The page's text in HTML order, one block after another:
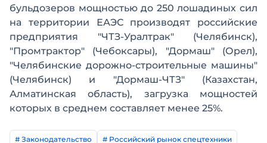
бульдозеров мощностью до 250 лошадиных сил
на территории ЕАЭС производят российские
предприятия "ЧТЗ-Уралтрак" (Челябинск),
"Промтрактор" (Чебоксары), "Дормаш" (Орел),
"Челябинские дорожно-строительные машины"
(Челябинск) и "Дормаш-ЧТЗ" (Казахстан,
Алматинская область), загрузка мощностей
которых в среднем составляет менее 25%.
# Законодательство # Российский рынок спецтехники